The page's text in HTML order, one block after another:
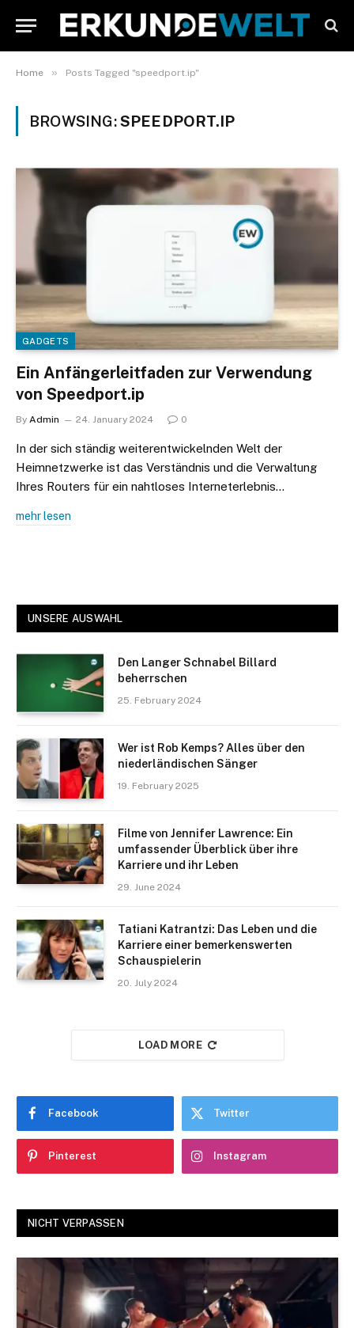
Home » Posts Tagged "speedport.ip"
BROWSING:SPEEDPORT.IP
GADGETS
Ein Anfängerleitfaden zur Verwendung
von Speedport.ip
By Admin 24. January 2024 0
In der sich ständig weiterentwickelnden Welt der
Heimnetzwerke ist das Verständnis und die Verwaltung
Ihres Routers für ein nahtloses Interneterlebnis…
mehr lesen
UNSERE AUSWAHL
Den Langer Schnabel Billard
beherrschen
25. February 2024
Wer ist Rob Kemps? Alles über den
niederländischen Sänger
19. February 2025
Filme von Jennifer Lawrence: Ein
umfassender Überblick über ihre
Karriere und ihr Leben
29. June 2024
Tatiani Katrantzi: Das Leben und die
Karriere einer bemerkenswerten
Schauspielerin
20. July 2024
LOAD MORE
Facebook Twitter
Pinterest Instagram
NICHT VERPASSEN